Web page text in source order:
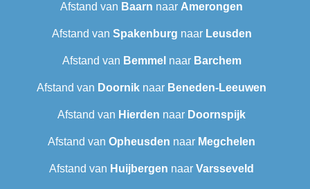
Afstand van Baarn naar Amerongen
Afstand van Spakenburg naar Leusden
Afstand van Bemmel naar Barchem
Afstand van Doornik naar Beneden-Leeuwen
Afstand van Hierden naar Doornspijk
Afstand van Opheusden naar Megchelen
Afstand van Huijbergen naar Varsseveld